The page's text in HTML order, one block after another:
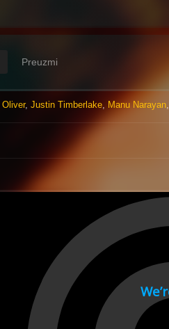
Preuzmi
, Justin Timberlake, Manu Narayan,